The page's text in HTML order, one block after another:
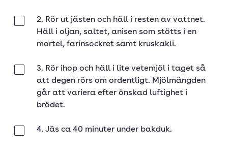
2. Rör ut jästen och häll i resten av vattnet.
Häll i oljan, saltet, anisen som stötts i en
mortel, farinsockret samt kruskakli.
3. Rör ihop och häll i lite vetemjöl i taget så
att degen rörs om ordentligt. Mjölmängden
går att variera efter önskad luftighet i
brödet.
4. Jäs ca 40 minuter under bakduk.